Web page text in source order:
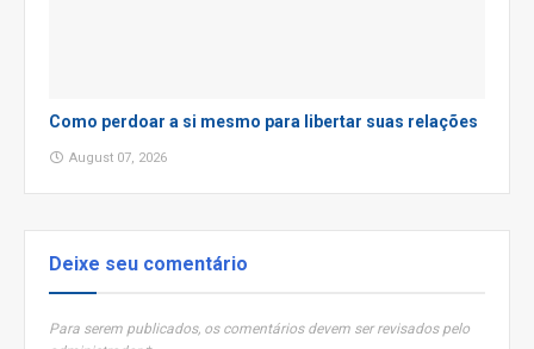
Como perdoar a si mesmo para libertar suas relações
August 07, 2026
Deixe seu comentário
Para serem publicados, os comentários devem ser revisados pelo